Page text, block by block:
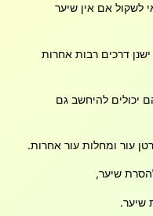
לשקול אם אין שיער
דרכים רבות אחרות
יכולים להיחשב גם
עור ומחלות עור אחרות.
שיער,
שיער.